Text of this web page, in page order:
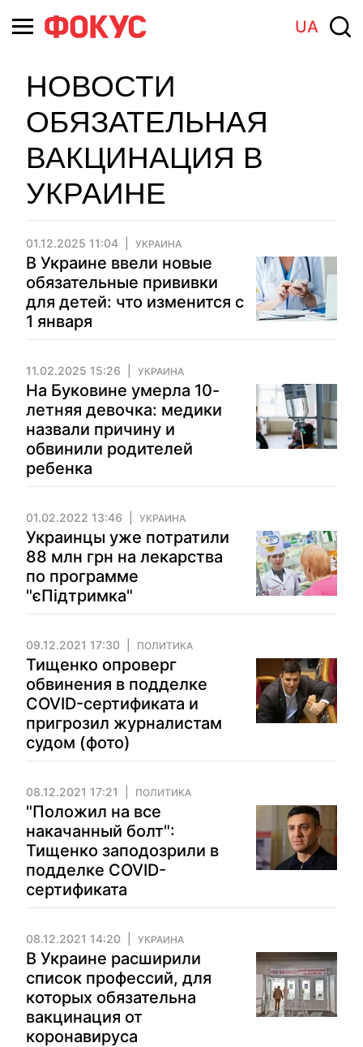
UA
НОВОСТИ
ОБЯЗАТЕЛЬНАЯ
ВАКЦИНАЦИЯ В
УКРАИНЕ
01.12.2025 11:04 УКРАИНА
В Украине ввели новые
обязательные прививки
для детей: что изменится с
1 января
11.02.2025 15:26 УКРАИНА
На Буковине умерла 10-
летняя девочка: медики
назвали причину и
обвинили родителей
ребенка
01.02.2022 13:46 УКРАИНА
Украинцы уже потратили
88 млн грн на лекарства
по программе
"єПідтримка"
09.12.2021 17:30 ПОЛИТИКА
Тищенко опроверг
обвинения в подделке
COVID-сертификата и
пригрозил журналистам
судом (фото)
08.12.2021 17:21 ПОЛИТИКА
"Положил на все
накачанный болт":
Тищенко заподозрили в
подделке COVID-
сертификата
08.12.2021 14:20 УКРАИНА
В Украине расширили
список профессий, для
которых обязательна
вакцинация от
коронавируса